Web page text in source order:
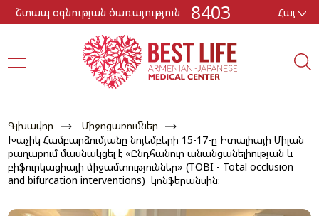
Շտապ օգնության ծառայություն 8403 Հայ
Գլխավոր
Միջոցառումներ
Խաչիկ Համբարձումյանը նոյեմբերի 15-17-ը Իտալիայի Միլան
քաղաքում մասնակցել է «Ընդհանուր անանցանելիության և
բիֆուրկացիայի միջամտություններ» (TOBI - Total occlusion
and bifurcation interventions) կոնֆերանսին։